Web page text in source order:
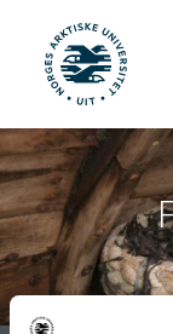
Gå til
UiT